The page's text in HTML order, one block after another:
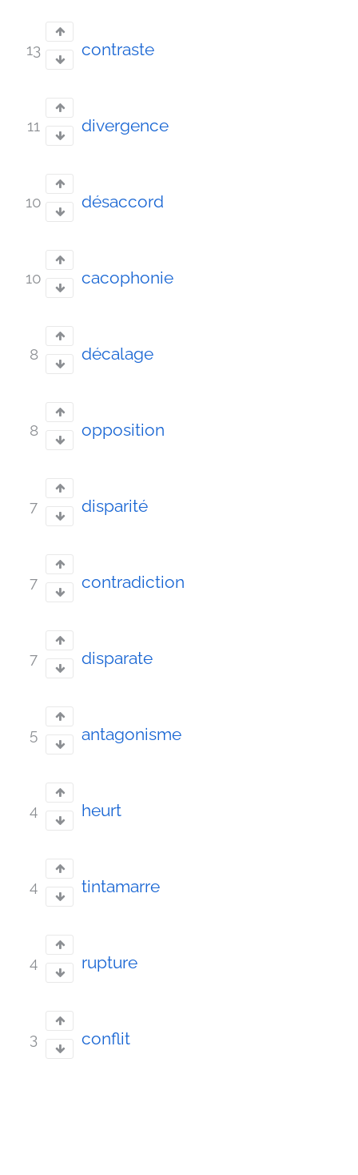
13 contraste
11 divergence
10 désaccord
10 cacophonie
8 décalage
8 opposition
7 disparité
7 contradiction
7 disparate
5 antagonisme
4 heurt
4 tintamarre
4 rupture
3 conflit